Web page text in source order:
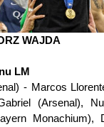
WAJDA
LM
- Marcos
(Arsenal),
Monachium),